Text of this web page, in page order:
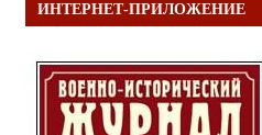
ИНТЕРНЕТ-ПРИЛОЖЕНИЕ